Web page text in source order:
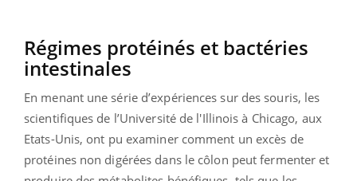
Régimes protéinés et bactéries
intestinales
En menant une série d’expériences sur des souris, les
scientifiques de l’Université de l'Illinois à Chicago, aux
Etats-Unis, ont pu examiner comment un excès de
protéines non digérées dans le côlon peut fermenter et